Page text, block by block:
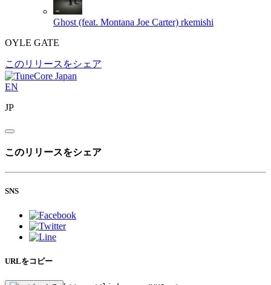
Ghost (feat. Montana Joe Carter) rkemishi
OYLE GATE
このリリースをシェア
EN
JP
このリリースをシェア
SNS
URLをコピー